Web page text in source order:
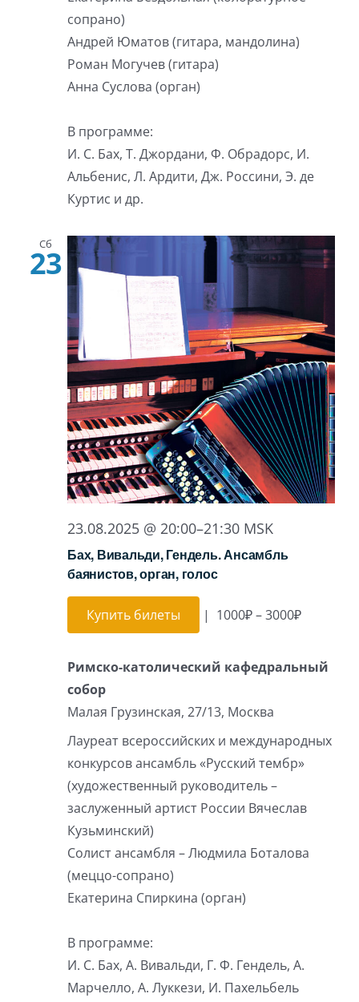
сопрано)
Андрей Юматов (гитара, мандолина)
Роман Могучев (гитара)
Анна Суслова (орган)
В программе:
И. С. Бах, Т. Джордани, Ф. Обрадорс, И.
Альбенис, Л. Ардити, Дж. Россини, Э. де
Куртис и др.
Сб
23
23.08.2025 @ 20:00–21:30 MSK
Бах, Вивальди, Гендель. Ансамбль
баянистов, орган, голос
Купить билеты | 1000₽ – 3000₽
Римско-католический кафедральный
собор
Малая Грузинская, 27/13, Москва
Лауреат всероссийских и международных
конкурсов ансамбль «Русский тембр»
(художественный руководитель –
заслуженный артист России Вячеслав
Кузьминский)
Солист ансамбля – Людмила Боталова
(меццо-сопрано)
Екатерина Спиркина (орган)
В программе:
И. С. Бах, А. Вивальди, Г. Ф. Гендель, А.
Марчелло, А. Луккези, И. Пахельбель